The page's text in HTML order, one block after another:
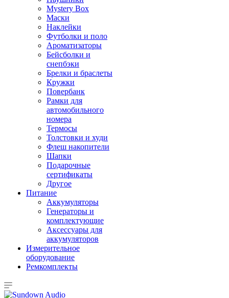
Mystery Box
Маски
Наклейки
Футболки и поло
Ароматизаторы
Бейсболки и
снепбэки
Брелки и браслеты
Кружки
Повербанк
Рамки для
автомобильного
номера
Термосы
Толстовки и худи
Флеш накопители
Шапки
Подарочные
сертификаты
Другое
Питание
Аккумуляторы
Генераторы и
комплектующие
Аксессуары для
аккумуляторов
Измерительное
оборудование
Ремкомплекты